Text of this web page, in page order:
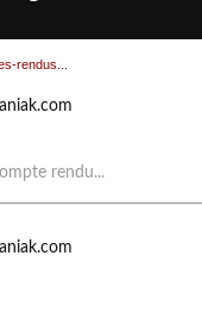
rendus...
rendu...